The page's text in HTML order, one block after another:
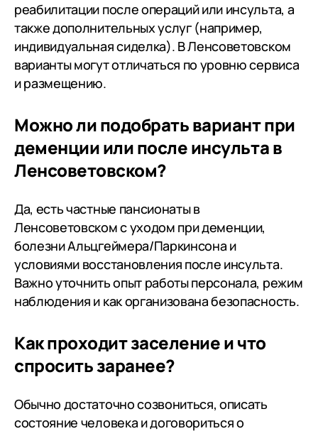
реабилитации после операций или инсульта, а
также дополнительных услуг (например,
индивидуальная сиделка). В Ленсоветовском
варианты могут отличаться по уровню сервиса
и размещению.
Можно ли подобрать вариант при
деменции или после инсульта в
Ленсоветовском?
Да, есть частные пансионаты в
Ленсоветовском с уходом при деменции,
болезни Альцгеймера/Паркинсона и
условиями восстановления после инсульта.
Важно уточнить опыт работы персонала, режим
наблюдения и как организована безопасность.
Как проходит заселение и что
спросить заранее?
Обычно достаточно созвониться, описать
состояние человека и договориться о